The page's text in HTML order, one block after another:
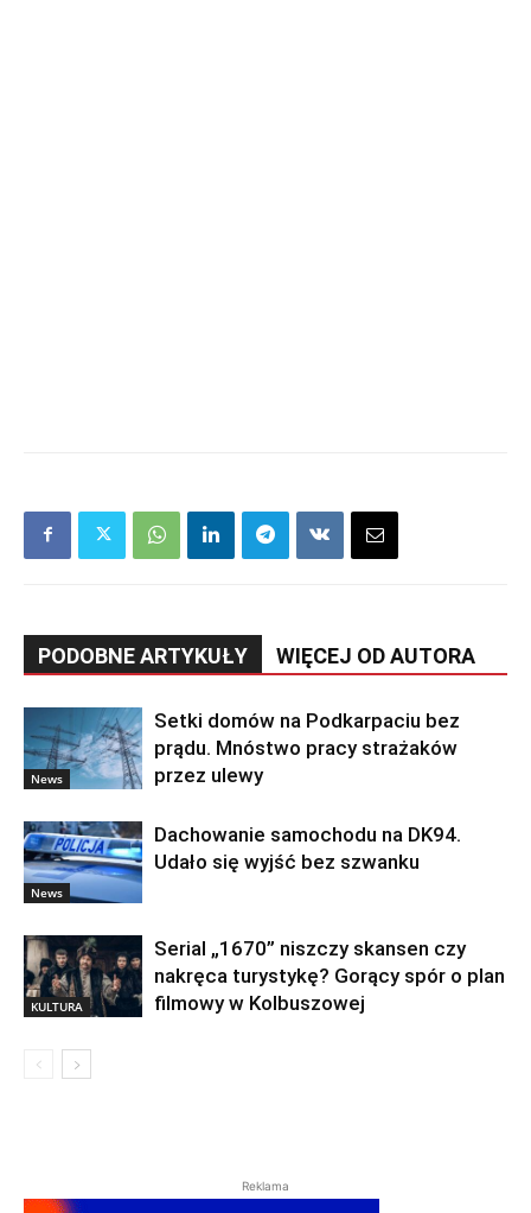
PODOBNE ARTYKUŁY WIĘCEJ OD AUTORA
News
Setki domów na Podkarpaciu bez
prądu. Mnóstwo pracy strażaków
przez ulewy
News
Dachowanie samochodu na DK94.
Udało się wyjść bez szwanku
KULTURA
Serial „1670” niszczy skansen czy
nakręca turystykę? Gorący spór o plan
filmowy w Kolbuszowej
Reklama